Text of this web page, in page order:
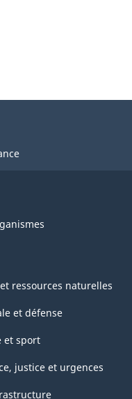
ressources naturelles
et défense
et sport
justice et urgences